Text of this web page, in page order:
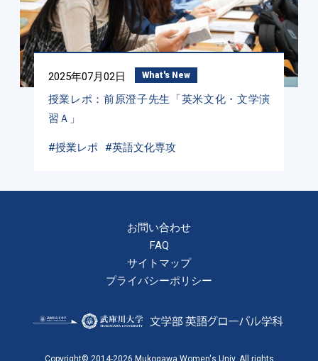
2025年07月02日 What's New
授業レポ：前原澄子先生「英米文化・文学演
習Ａ」
#授業レポ #英語文化専攻
お問い合わせ
FAQ
サイトマップ
プライバシーポリシー
Copyright© 2014-2026 Mukogawa Women's Univ. All rights